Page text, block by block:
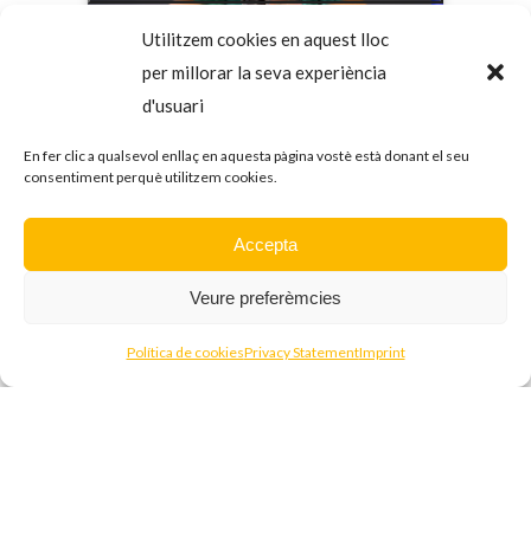
Utilitzem cookies en aquest lloc
per millorar la seva experiència
d'usuari
En fer clic a qualsevol enllaç en aquesta pàgina vostè està donant el seu
consentiment perquè utilitzem cookies.
Accepta
Veure preferèmcies
Política de cookiesPrivacy StatementImprint
Entrevista al regidor de la CUP Sant
Just Aleix Abadia a l’emissora Ràdio
Desvern
MUNICIPALITACIONS
PARTICIPACIÓ